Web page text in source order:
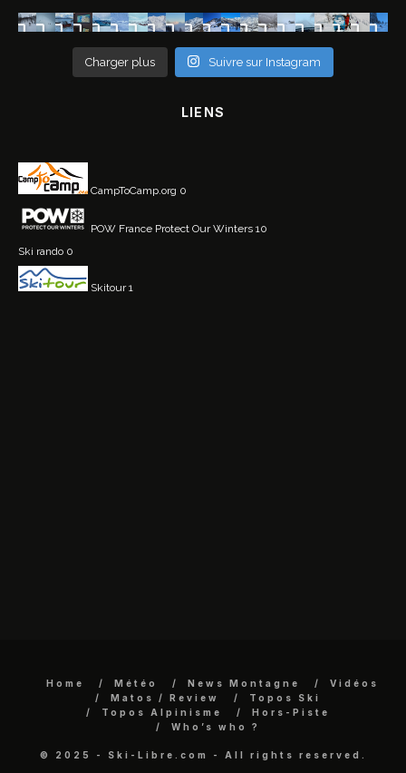
Charger plus Suivre sur Instagram
LIENS
CampToCamp.org 0
POW France Protect Our Winters 10
Ski rando 0
Skitour1
Home Météo News Montagne
Vidéos
Matos / Review
Topos Ski
Topos Alpinisme
Hors-Piste
Who’s who ?
© 2025 - Ski-Libre.com - All rights reserved.